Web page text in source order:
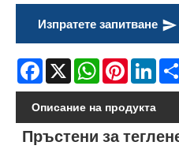
Изпратете запитване
Facebook
X WhatsAppPinterest
Описание на продукта
Пръстени за